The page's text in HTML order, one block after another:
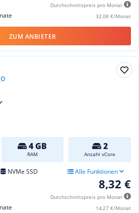
Durchschnittspreis pro Monat
32,08 €/Monat
ZUM ANBIETER
4 GB
RAM
2
Anzahl vCore
NVMe SSD Alle Funktionen
8,32 €
Durchschnittspreis pro Monat
14,27 €/Monat